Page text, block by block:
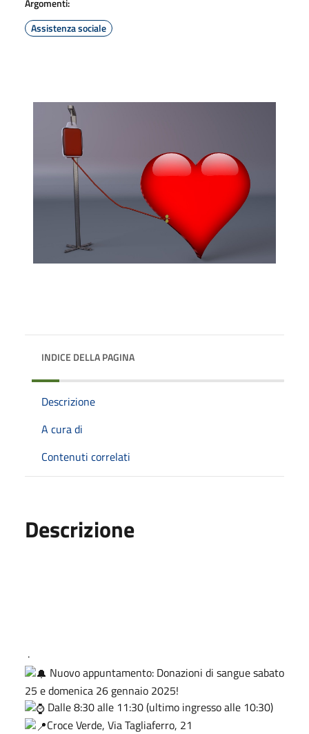
Argomenti:
Assistenza sociale
INDICE DELLA PAGINA
Descrizione
A cura di
Contenuti correlati
Descrizione
·
Nuovo appuntamento: Donazioni di sangue sabato
25 e domenica 26 gennaio 2025!
Dalle 8:30 alle 11:30 (ultimo ingresso alle 10:30)
Croce Verde, Via Tagliaferro, 21